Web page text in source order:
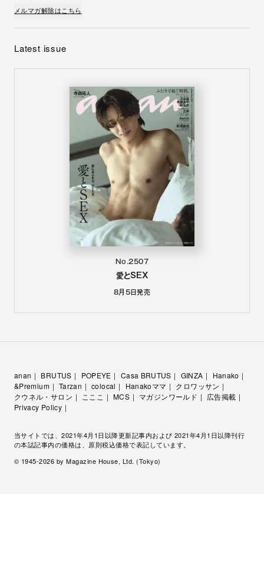
メルマガ解除はこちら
Latest issue
No.2507
愛とSEX
8月5日発売
anan BRUTUS POPEYE Casa BRUTUS GINZA
Hanako
&Premium
Tarzan colocal Hanakoママ
クロワッサン
クウネル・サロン
こここ MCS マガジンワールド
広告掲載
Privacy Policy
当サイトでは、2021年4月1日以降更新記事内および 2021年4月1日以降刊行
の本誌記事内の価格は、原則税込価格で表記しています。
© 1945-2026 by Magazine House, Ltd. (Tokyo)